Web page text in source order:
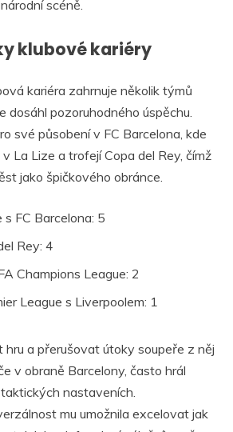
scéně.
klubové kariéry
kariéra zahrnuje několik týmů
dosáhl pozoruhodného úspěchu.
své působení v FC Barcelona, kde
La Lize a trofejí Copa del Rey, čímž
jako špičkového obránce.
FC Barcelona: 5
Rey: 4
Champions League: 2
League s Liverpoolem: 1
hru a přerušovat útoky soupeře z něj
v obraně Barcelony, často hrál
nastaveních.
mu umožnila excelovat jak